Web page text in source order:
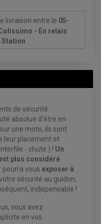
QUAD / SSV
/ SSV
SSV
livraison entre le 05-
- En relais
Station
de sécurité
absolue d'être en
une moto, ils sont
leur placement et
- chute ) ! Un
plus considéré
pourra vous exposer à
sécurité au guidon,
indispensable !
vous avez
en vos